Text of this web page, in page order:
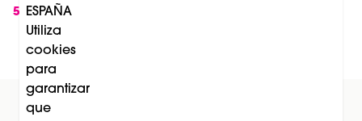
5 nueva solución para combatir la fatiga y los
sofocos durante la menopausia
ESPAÑA
Utiliza
cookies
para
garantizar
que